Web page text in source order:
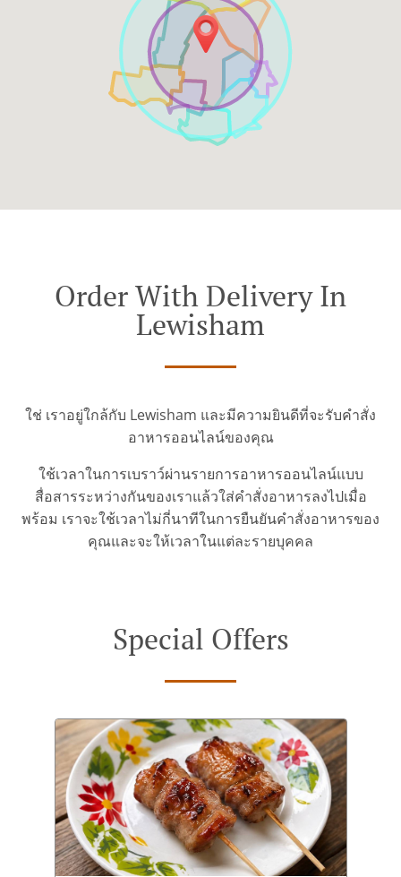
Order With Delivery In
Lewisham
ใช่ เราอยู่ใกล้กับ Lewisham และมีความยินดีที่จะรับคำสั่ง
อาหารออนไลน์ของคุณ
ใช้เวลาในการเบราว์ผ่านรายการอาหารออนไลน์แบบ
สื่อสารระหว่างกันของเราแล้วใส่คำสั่งอาหารลงไปเมื่อ
พร้อม เราจะใช้เวลาไม่กี่นาทีในการยืนยันคำสั่งอาหารของ
คุณและจะให้เวลาในแต่ละรายบุคคล
Special Offers